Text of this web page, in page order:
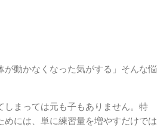
が動かなくなった気がする」そんな悩
しまっては元も子もありません。特
には、単に練習量を増やすだけでは